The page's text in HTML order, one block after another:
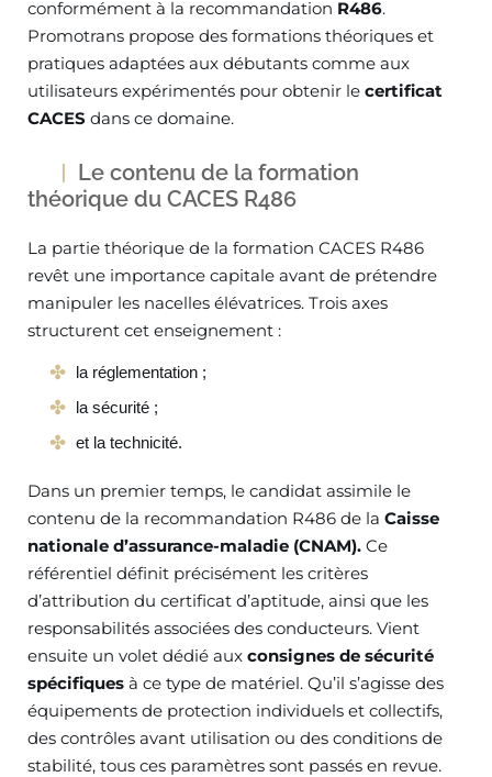
conformément à la recommandation R486.
Promotrans propose des formations théoriques et
pratiques adaptées aux débutants comme aux
utilisateurs expérimentés pour obtenir le certificat
CACES dans ce domaine.
Le contenu de la formation
théorique du CACES R486
La partie théorique de la formation CACES R486
revêt une importance capitale avant de prétendre
manipuler les nacelles élévatrices. Trois axes
structurent cet enseignement :
la réglementation ;
la sécurité ;
et la technicité.
Dans un premier temps, le candidat assimile le
contenu de la recommandation R486 de la Caisse
nationale d’assurance-maladie (CNAM). Ce
référentiel définit précisément les critères
d’attribution du certificat d’aptitude, ainsi que les
responsabilités associées des conducteurs. Vient
ensuite un volet dédié aux consignes de sécurité
spécifiques à ce type de matériel. Qu’il s’agisse des
équipements de protection individuels et collectifs,
des contrôles avant utilisation ou des conditions de
stabilité, tous ces paramètres sont passés en revue.